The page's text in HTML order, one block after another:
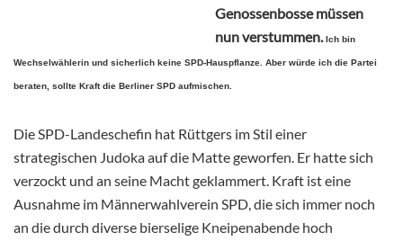
Genossenbosse müssen
nun verstummen.Ich bin
Wechselwählerin und sicherlich keine SPD-Hauspflanze. Aber würde ich die Partei
beraten, sollte Kraft die Berliner SPD aufmischen.
Die SPD-Landeschefin hat Rüttgers im Stil einer
strategischen Judoka auf die Matte geworfen. Er hatte sich
verzockt und an seine Macht geklammert. Kraft ist eine
Ausnahme im Männerwahlverein SPD, die sich immer noch
an die durch diverse bierselige Kneipenabende hoch